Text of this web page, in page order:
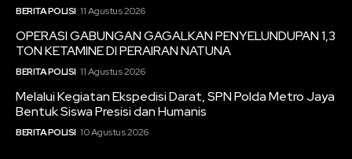
BERITA POLISI 11 Agustus 2026
OPERASI GABUNGAN GAGALKAN PENYELUNDUPAN 1,3
TON KETAMINE DI PERAIRAN NATUNA
BERITA POLISI 11 Agustus 2026
Melalui Kegiatan Ekspedisi Darat, SPN Polda Metro Jaya
Bentuk Siswa Presisi dan Humanis
BERITA POLISI 10 Agustus 2026